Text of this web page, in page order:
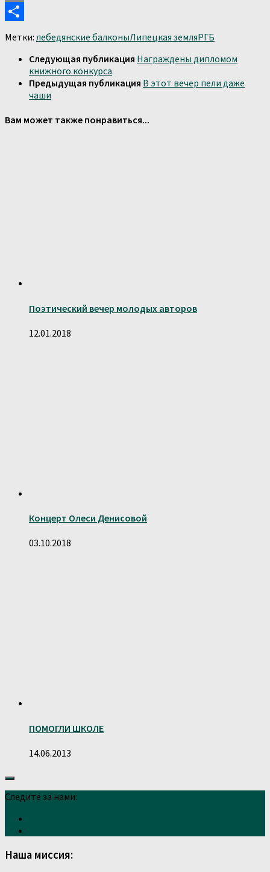
Print
Отправить
Метки: лебедянские балконыЛипецкая земляРГБ
Следующая публикация Награждены дипломом
книжного конкурса
Предыдущая публикация В этот вечер пели даже
чаши
Вам может также понравиться...
Поэтический вечер молодых авторов
12.01.2018
Концерт Олеси Денисовой
03.10.2018
ПОМОГЛИ ШКОЛЕ
14.06.2013
Следите за нами:
Наша миссия: